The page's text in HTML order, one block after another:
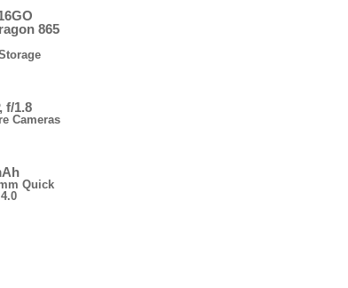
865
f/1.8
Cameras
Quick